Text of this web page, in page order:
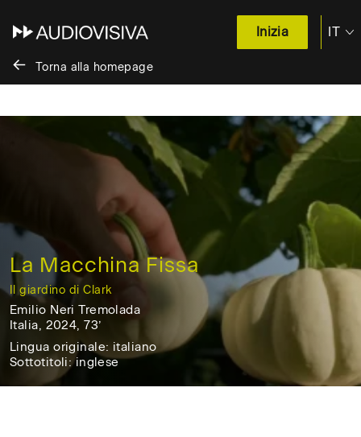
Inizia IT
Torna alla homepage
La Macchina Fissa
Il giardino di Clark
Emilio Neri Tremolada
Italia, 2024, 73’
Italia,
2024,
73'
Lingua originale: italiano
Sottotitoli: inglese